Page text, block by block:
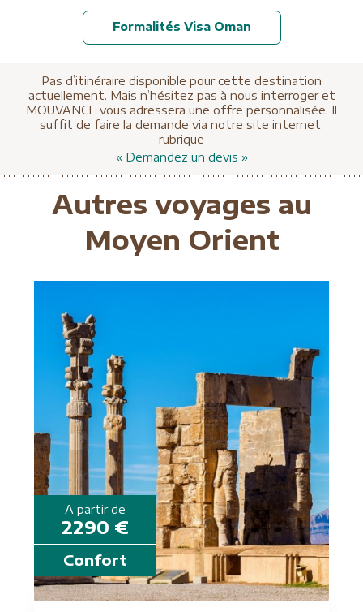
Formalités Visa Oman
Pas d’itinéraire disponible pour cette destination
actuellement. Mais n’hésitez pas à nous interroger et
MOUVANCE vous adressera une offre personnalisée. Il
suffit de faire la demande via notre site internet,
rubrique
« Demandez un devis »
Autres voyages au
Moyen Orient
A partir de
2290 €
Confort